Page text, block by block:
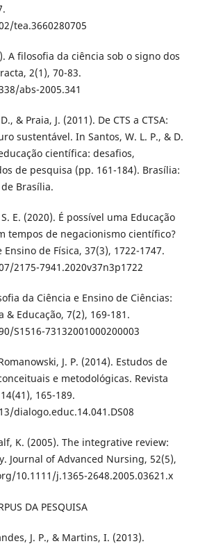
tea.3660280705
A filosofia da ciência sob o signo dos
2(1), 70-83.
abs-2005.341
& Praia, J. (2011). De CTS a CTSA:
sustentável. In Santos, W. L. P., & D.
científica: desafios,
de pesquisa (pp. 161-184). Brasília:
Brasília.
E. (2020). É possível uma Educação
tempos de negacionismo científico?
de Física, 37(3), 1722-1747.
2175-7941.2020v37n3p1722
da Ciência e Ensino de Ciências:
& Educação, 7(2), 169-181.
S1516-73132001000200003
J. P. (2014). Estudos de
e metodológicas. Revista
165-189.
dialogo.educ.14.041.DS08
K. (2005). The integrative review:
Journal of Advanced Nursing, 52(5),
10.1111/j.1365-2648.2005.03621.x
DA PESQUISA
J. P., & Martins, I. (2013).